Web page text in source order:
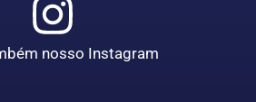
nosso Instagram